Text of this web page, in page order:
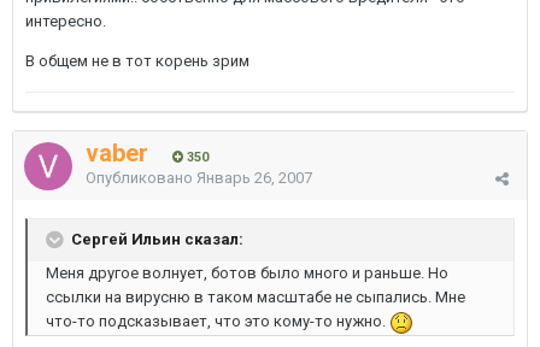
интересно.
В общем не в тот корень зрим
vaber 350
Опубликовано Январь 26, 2007
Сергей Ильин сказал:
Меня другое волнует, ботов было много и раньше. Но
ссылки на вирусню в таком масштабе не сыпались. Мне
что-то подсказывает, что это кому-то нужно.